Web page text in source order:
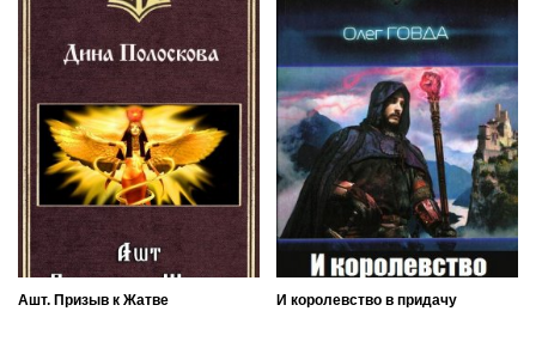
Ашт. Призыв к Жатве И королевство в придачу